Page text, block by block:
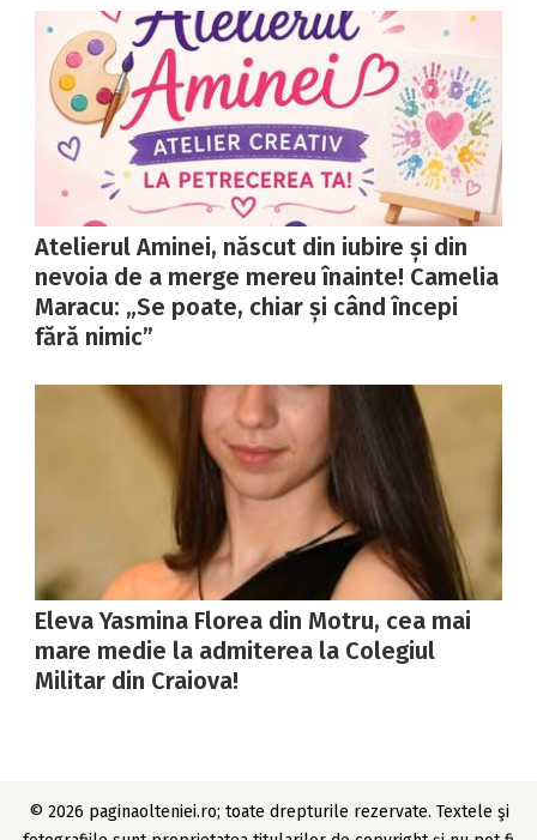
Atelierul Aminei, născut din iubire și din
nevoia de a merge mereu înainte! Camelia
Maracu: „Se poate, chiar și când începi
fără nimic”
Eleva Yasmina Florea din Motru, cea mai
mare medie la admiterea la Colegiul
Militar din Craiova!
© 2026 paginaolteniei.ro; toate drepturile rezervate. Textele şi